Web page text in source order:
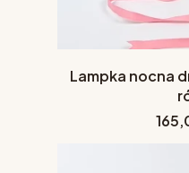
Lampka nocna